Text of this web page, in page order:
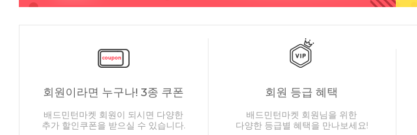
회원이라면 누구나! 3종 쿠폰
배드민턴마켓 회원이 되시면 다양한
추가 할인쿠폰을 받으실 수 있습니다.
회원 등급 혜택
배드민턴마켓 회원님을 위한
다양한 등급별 혜택을 만나보세요!